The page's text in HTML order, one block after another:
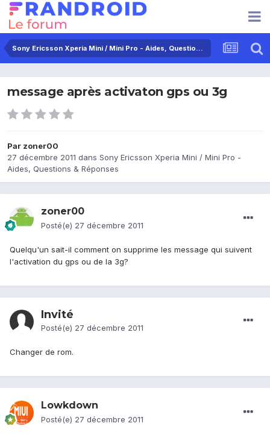
Sony Ericsson Xperia Mini / Mini Pro - Aides, Questions & Réponses
message après activaton gps ou 3g
Par zoner00
27 décembre 2011 dans Sony Ericsson Xperia Mini / Mini Pro -
Aides, Questions & Réponses
zoner00
Posté(e) 27 décembre 2011
Quelqu'un sait-il comment on supprime les message qui suivent
l'activation du gps ou de la 3g?
Invité
Posté(e) 27 décembre 2011
Changer de rom.
Lowkdown
Posté(e) 27 décembre 2011